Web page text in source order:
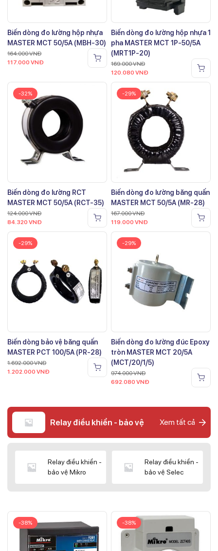
Biến dòng đo lường hộp nhựa
MASTER MCT 50/5A (MBH-30)
164.000VNĐ
117.000 VNĐ
Biến dòng đo lường hộp nhựa 1
pha MASTER MCT 1P-50/5A
(MRT1P-20)
169.000VNĐ
120.080 VNĐ
-32%
Biến dòng đo lường RCT
MASTER MCT 50/5A (RCT-35)
124.000VNĐ
84.320 VNĐ
-29%
Biến dòng đo lường băng quấn
MASTER MCT 50/5A (MR-28)
167.000VNĐ
119.000 VNĐ
-29%
Biến dòng bảo vệ băng quấn
MASTER PCT 100/5A (PR-28)
1.692.000VNĐ
1.202.000 VNĐ
-29%
Biến dòng đo lường đúc Epoxy
tròn MASTER MCT 20/5A
(MCT/20/1/5)
974.000VNĐ
692.080 VNĐ
Relay điều khiển - bảo vệ Xem tất cả
Relay điều khiển -
bảo vệ Mikro
Relay điều khiển -
bảo vệ Selec
-38% -38%